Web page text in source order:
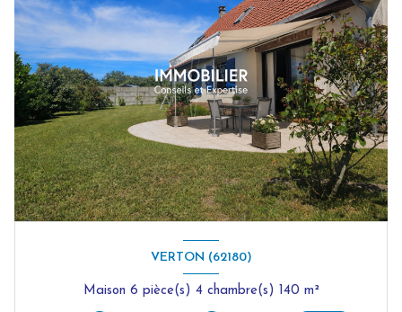
VERTON (62180)
Maison 6 pièce(s) 4 chambre(s) 140 m²